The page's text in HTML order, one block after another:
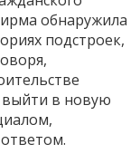
обнаружила
подстроек,
выйти в новую